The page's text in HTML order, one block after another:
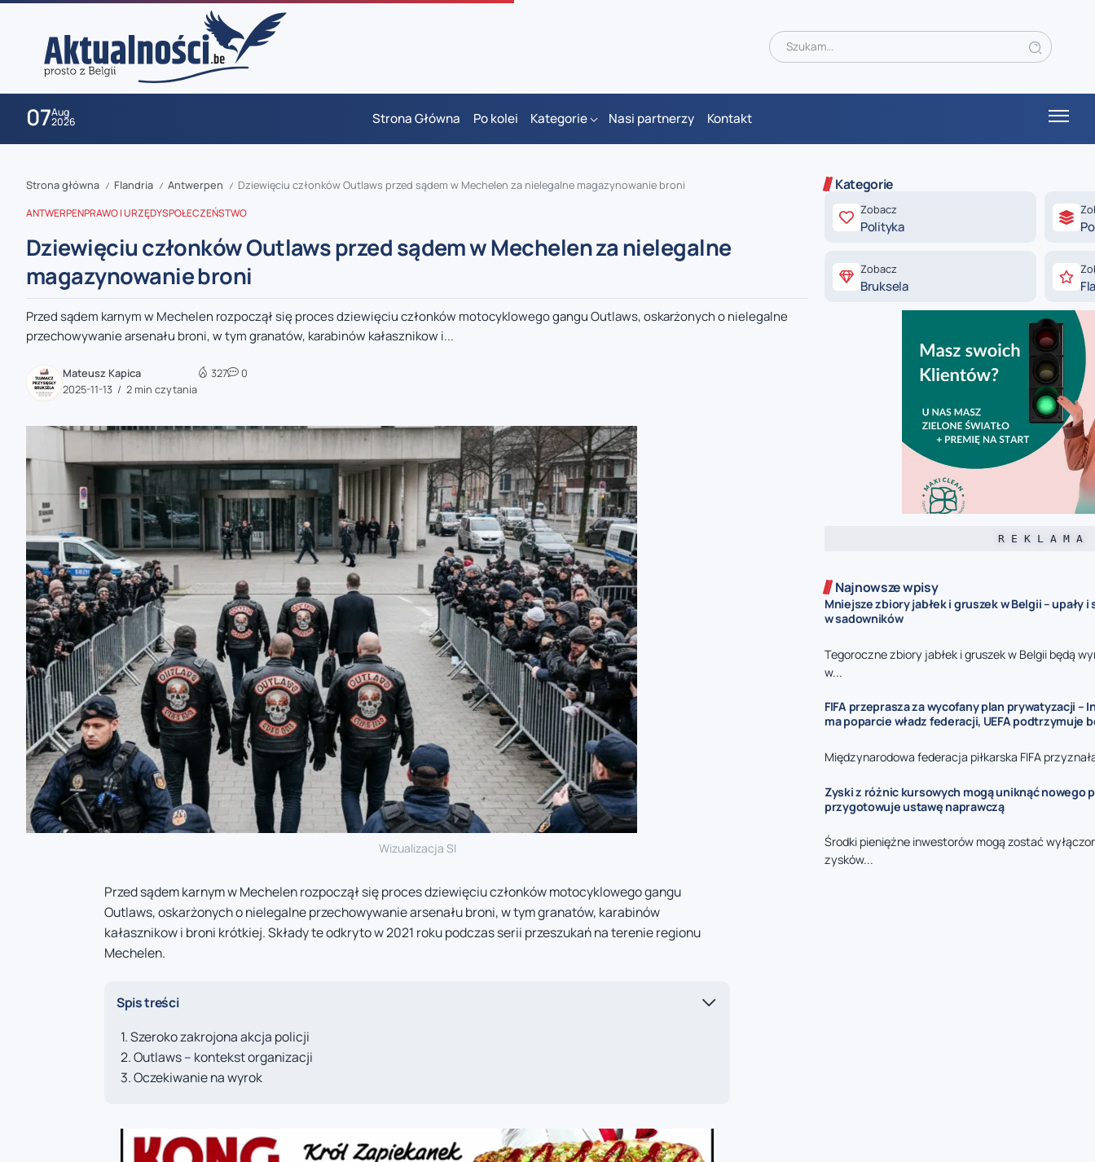
07Aug
2026 Strona Główna Po kolei Kategorie Nasi partnerzy Kontakt
zaobserwuj nas
zaobserwuj nas
zaobserwuj nas
zaobserwuj nas
zaobserwuj nas
Strona główna / Flandria / Antwerpen / Dziewięciu członków Outlaws przed sądem w Mechelen za nielegalne magazynowanie broni
ANTWERPENPRAWO I URZĘDYSPOŁECZEŃSTWO
Dziewięciu członków Outlaws przed sądem w Mechelen za nielegalne
magazynowanie broni
Przed sądem karnym w Mechelen rozpoczął się proces dziewięciu członków motocyklowego gangu Outlaws, oskarżonych o nielegalne
przechowywanie arsenału broni, w tym granatów, karabinów kałasznikow i...
Mateusz Kapica
2025-11-13
2 min czytania
327 0
Wizualizacja SI
Przed sądem karnym w Mechelen rozpoczął się proces dziewięciu członków motocyklowego gangu
Outlaws, oskarżonych o nielegalne przechowywanie arsenału broni, w tym granatów, karabinów
kałasznikow i broni krótkiej. Składy te odkryto w 2021 roku podczas serii przeszukań na terenie regionu
Mechelen.
Spis treści
Szeroko zakrojona akcja policji
Outlaws – kontekst organizacji
Oczekiwanie na wyrok
Kategorie
Zobacz
Polityka
Zobacz
Bruksela
R E K L A M A
Najnowsze wpisy
Mniejsze zbiory jabłek i gruszek w Belgii – upały i
w sadowników
Tegoroczne zbiory jabłek i gruszek w Belgii będą
w...
FIFA przeprasza za wycofany plan prywatyzacji –
ma poparcie władz federacji, UEFA podtrzymuje
Międzynarodowa federacja piłkarska FIFA
Zyski z różnic kursowych mogą uniknąć nowego
przygotowuje ustawę naprawczą
Środki pieniężne inwestorów mogą zostać
zysków...